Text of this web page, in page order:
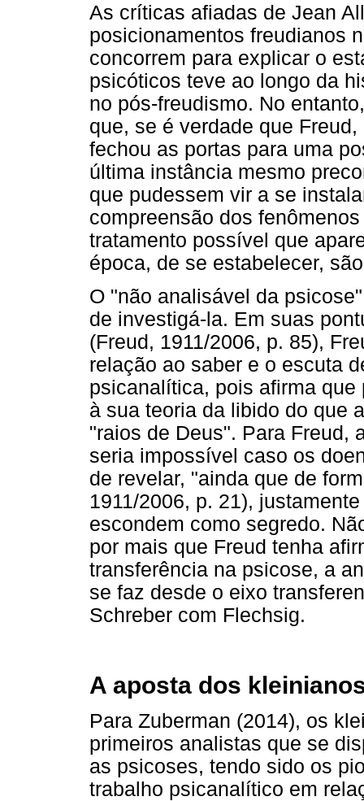
As críticas afiadas de Jean
posicionamentos freudianos
concorrem para explicar o
psicóticos teve ao longo da
no pós-freudismo. No
que, se é verdade que
fechou as portas para uma
última instância mesmo
que pudessem vir a se
compreensão dos
tratamento possível que
época, de se estabelecer,
O "não analisável da
de investigá-la. Em suas
(Freud, 1911/2006, p. 85),
relação ao saber e o escuta
psicanalítica, pois afirma
à sua teoria da libido do que
"raios de Deus". Para Freud,
seria impossível caso os
de revelar, "ainda que de
1911/2006, p. 21),
escondem como segredo.
por mais que Freud tenha
transferência na psicose, a
se faz desde o eixo
Schreber com Flechsig.
A aposta dos
Para Zuberman (2014), os
primeiros analistas que se
as psicoses, tendo sido os
trabalho psicanalítico em